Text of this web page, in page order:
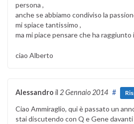
persona ,
anche se abbiamo condiviso la
mi spiace tantissimo ,
ma mi piace pensare che ha
ciao Alberto
Alessandro il 2 Gennaio 2014 #
Ciao Ammiraglio, qui è passato un
stai discutendo con Q e Gene